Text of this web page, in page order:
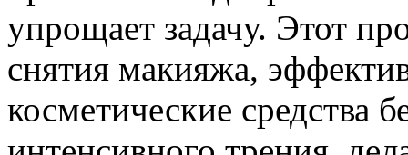
упрощает задачу. Этот
снятия макияжа,
косметические средства